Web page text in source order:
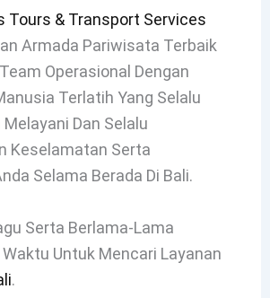
Tours & Transport Services
Armada Pariwisata Terbaik
Operasional Dengan
Terlatih Yang Selalu
Dan Selalu
Keselamatan Serta
Selama Berada Di Bali.
Serta Berlama-Lama
Untuk Mencari Layanan
.